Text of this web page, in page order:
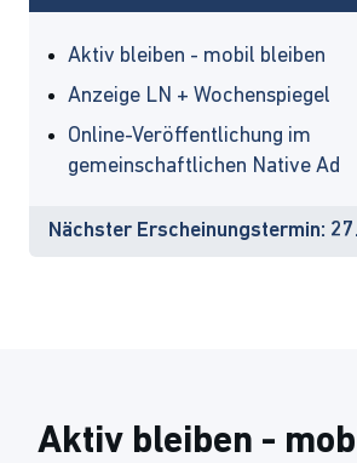
Aktiv bleiben - mobil bleiben
Anzeige LN + Wochenspiegel
Online-Veröffentlichung im
gemeinschaftlichen Native Ad
Nächster Erscheinungstermin:
Aktiv bleiben -